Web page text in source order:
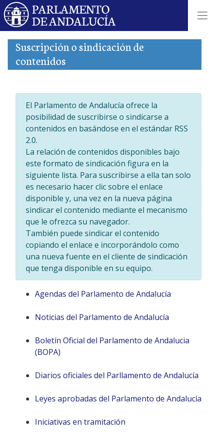
Suscripción o sindicación de
contenidos
El Parlamento de Andalucía ofrece la
posibilidad de suscribirse o sindicarse a
contenidos en basándose en el estándar RSS
2.0.
La relación de contenidos disponibles bajo
este formato de sindicación figura en la
siguiente lista. Para suscribirse a ella tan solo
es necesario hacer clic sobre el enlace
disponible y, una vez en la nueva página
sindicar el contenido mediante el mecanismo
que le ofrezca su navegador.
También puede sindicar el contenido
copiando el enlace e incorporándolo como
una nueva fuente en el cliente de sindicación
que tenga disponible en su equipo.
Agendas del Parlamento de Andalucía
Noticias del Parlamento de Andalucía
Boletín Oficial del Parlamento de Andalucia
(BOPA)
Diarios oficiales del Parllamento de Andalucía
Leyes aprobadas del Parlamento de Andalucía
Iniciativas en tramitación